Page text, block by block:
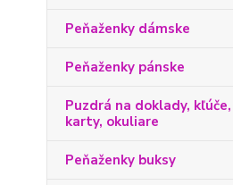
Peňaženky dámske
Peňaženky pánske
Puzdrá na doklady, kľúče,
karty, okuliare
Peňaženky buksy